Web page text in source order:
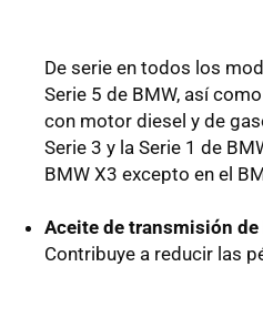
De serie en todos los
Serie 5 de BMW, así
con motor diesel y de
Serie 3 y la Serie 1 de
BMW X3 excepto en el
Aceite de transmisión
Contribuye a reducir las